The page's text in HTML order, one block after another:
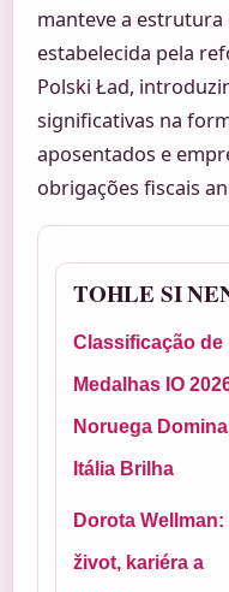
manteve a
estabelecida pela
Polski Ład,
significativas na
aposentados e
obrigações fiscais
TOHLE SI
Classificação de
Medalhas IO
Noruega
Itália Brilha
Dorota Wellman:
život, kariéra a